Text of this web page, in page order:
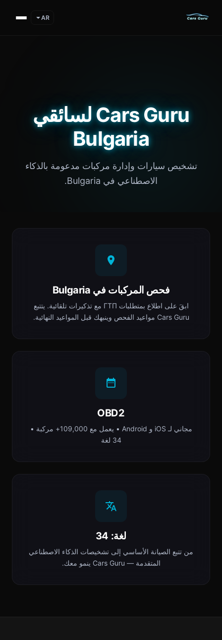
AR
Cars Guru لسائقي
Bulgaria
تشخيص سيارات وإدارة مركبات مدعومة بالذكاء
الاصطناعي في Bulgaria.
فحص المركبات في Bulgaria
ابقَ على اطلاع بمتطلبات ГТП مع تذكيرات تلقائية. يتتبع
Cars Guru مواعيد الفحص وينبهك قبل المواعيد النهائية.
OBD2
مجاني لـ iOS و Android • يعمل مع 109,000+ مركبة •
34 لغة
لغة: 34
من تتبع الصيانة الأساسي إلى تشخيصات الذكاء الاصطناعي
المتقدمة — Cars Guru ينمو معك.